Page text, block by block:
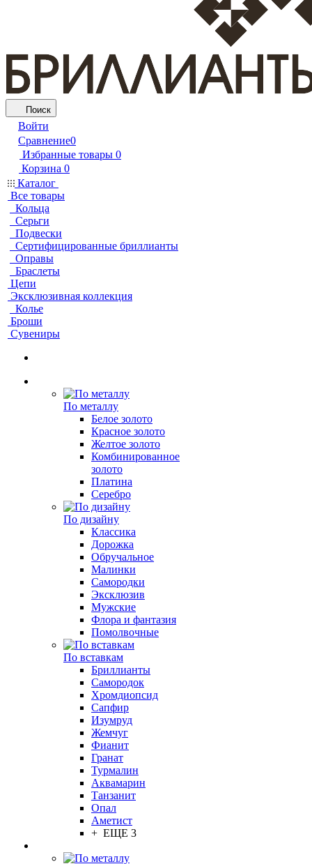
Поиск
Войти
Сравнение0
Избранные товары 0
Корзина 0
Каталог
Все товары
Кольца
Серьги
Подвески
Сертифицированные бриллианты
Оправы
Браслеты
Цепи
Эксклюзивная коллекция
Колье
Броши
Сувениры
По металлу
Белое золото
Красное золото
Желтое золото
Комбинированное
золото
Платина
Серебро
По дизайну
Классика
Дорожка
Обручальное
Малинки
Самородки
Эксклюзив
Мужские
Флора и фантазия
Помолвочные
По вставкам
Бриллианты
Самородок
Хромдиопсид
Сапфир
Изумруд
Жемчуг
Фианит
Гранат
Турмалин
Аквамарин
Танзанит
Опал
Аметист
+ ЕЩЕ 3